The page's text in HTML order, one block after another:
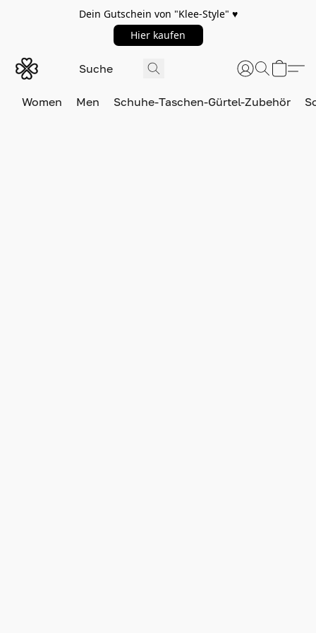
Dein Gutschein von "Klee-Style" ♥️
Hier kaufen
Women Men Schuhe-Taschen-Gürtel-Zubehör